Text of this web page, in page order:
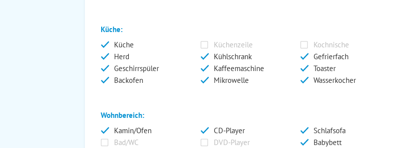
Küche:
Küche
Küchenzeile
Kochnische
Herd
Kühlschrank
Gefrierfach
Geschirrspüler
Kaffeemaschine
Toaster
Backofen
Mikrowelle Wasserkocher
Wohnbereich:
Kamin/Ofen
CD-Player
Schlafsofa
Bad/WC
DVD-Player
Babybett